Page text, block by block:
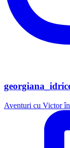
Aventuri cu Victor